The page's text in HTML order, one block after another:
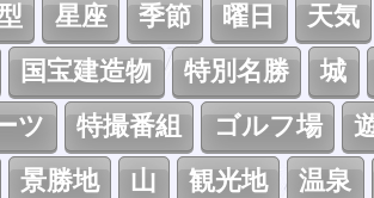
星座 季節 曜日
天気
国宝建造物 特別名勝
城
ツ
特撮番組 ゴルフ場
景勝地 山 観光地
温泉